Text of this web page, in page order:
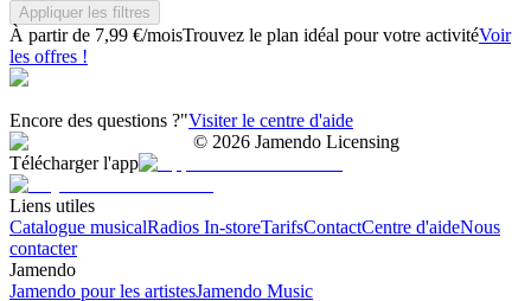
Appliquer les filtres
À partir de 7,99 €/moisTrouvez le plan idéal pour votre activitéVoir
les offres !
Encore des questions ?"Visiter le centre d'aide
© 2026 Jamendo Licensing
Télécharger l'app
Liens utiles
Catalogue musicalRadios In-storeTarifsContactCentre d'aideNous
contacter
Jamendo
Jamendo pour les artistesJamendo Music